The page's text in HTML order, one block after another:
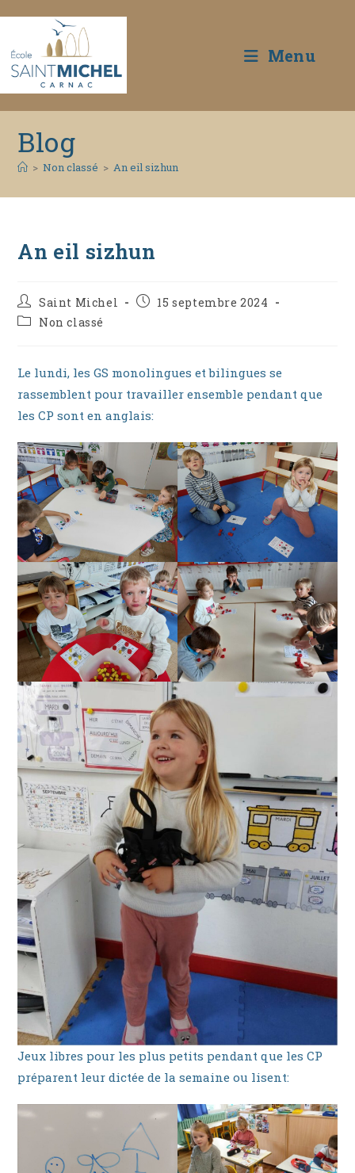
content
Menu
Blog
> Non classé > An eil sizhun
An eil sizhun
Auteur/autrice
de
la
Saint Michel
Publication
15 septembre 2024
PostNon classé
Le lundi, les GS monolingues et bilingues se
rassemblent pour travailler ensemble pendant que
les CP sont en anglais:
Jeux libres pour les plus petits pendant que les CP
préparent leur dictée de la semaine ou lisent: